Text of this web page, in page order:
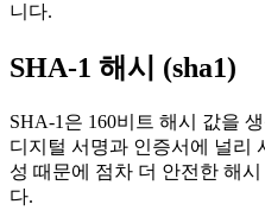
니다.
SHA-1 해시 (sha1)
SHA-1은 160비트 해시 값을
디지털 서명과 인증서에 널리
성 때문에 점차 더 안전한 해
다.